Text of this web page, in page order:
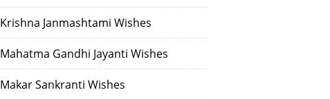
Krishna Janmashtami Wishes
Mahatma Gandhi Jayanti Wishes
Makar Sankranti Wishes